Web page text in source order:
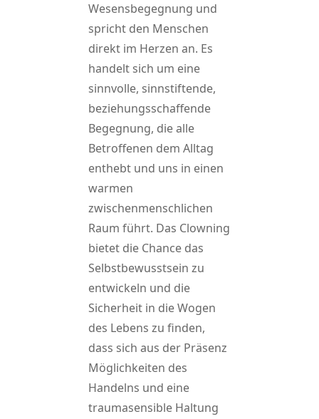
Wesensbegegnung und
spricht den Menschen
direkt im Herzen an. Es
handelt sich um eine
sinnvolle, sinnstiftende,
beziehungsschaffende
Begegnung, die alle
Betroffenen dem Alltag
enthebt und uns in einen
warmen
zwischenmenschlichen
Raum führt. Das Clowning
bietet die Chance das
Selbstbewusstsein zu
entwickeln und die
Sicherheit in die Wogen
des Lebens zu finden,
dass sich aus der Präsenz
Möglichkeiten des
Handelns und eine
traumasensible Haltung